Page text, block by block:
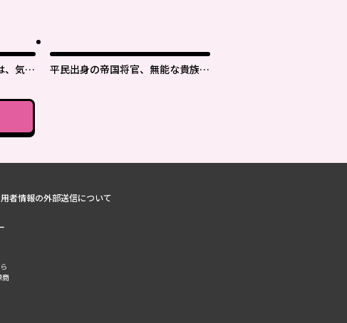
、気付
平民出身の帝国将官、無能な貴族上
者情報の外部送信について
商